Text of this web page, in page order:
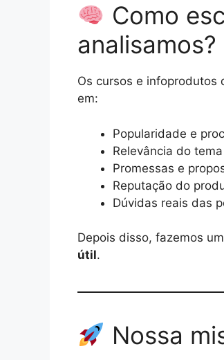
Como
analisamos?
Os cursos e infoprodutos
em:
Popularidade e
Relevância do tema
Promessas e
Reputação do
Dúvidas reais das
Depois disso, fazemos
útil.
Nossa